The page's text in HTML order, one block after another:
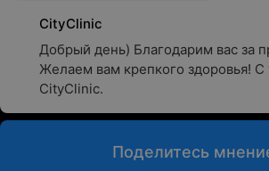
CityClinic
Добрый день) Благодарим вас за
Желаем вам крепкого здоровья!
CityClinic.
Поделитесь